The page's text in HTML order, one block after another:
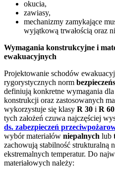
okucia,
zawiasy,
mechanizmy zamykające
wyjątkową trwałością oraz
Wymagania konstrukcyjne i
ewakuacyjnych
Projektowanie schodów
rygorystycznych norm
definiują konkretne wymagania dla
konstrukcji oraz zastosowanych
wykorzystuje się klasy R 30 i R 60
tych założeń czuwa najczęściej
ds. zabezpieczeń
wybór materiałów niepalnych lub
zachowują stabilność strukturalną
ekstremalnych temperatur. Do
materiałowych należy: